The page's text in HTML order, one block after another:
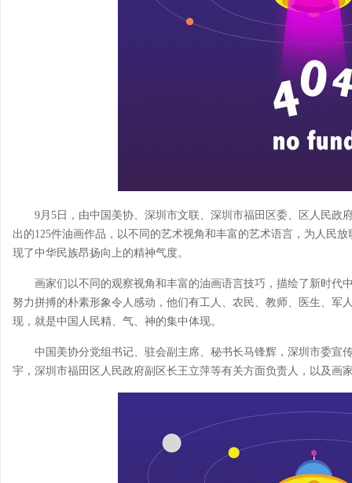
9月5日，由中国美协、深圳市文联、深圳市福田区委、区人民政
出的125件油画作品，以不同的艺术视角和丰富的艺术语言，为人民
现了中华民族昂扬向上的精神气度。
画家们以不同的观察视角和丰富的油画语言技巧，描绘了新时代
努力拼搏的朴素形象令人感动，他们有工人、农民、教师、医生、军
现，就是中国人民精、气、神的集中体现。
中国美协分党组书记、驻会副主席、秘书长马锋辉，深圳市委宣
宇，深圳市福田区人民政府副区长王立萍等有关方面负责人，以及画